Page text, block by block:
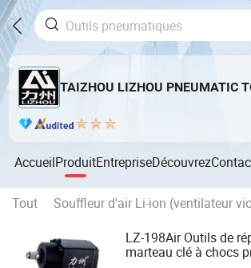
TAIZHOU LIZHOU PNEUMATIC
AccueilProduitEntrepriseDécouvrez
Tout Souffleur d'air Li-ion (ventilateur
LZ-198Air Outils de
marteau clé à chocs